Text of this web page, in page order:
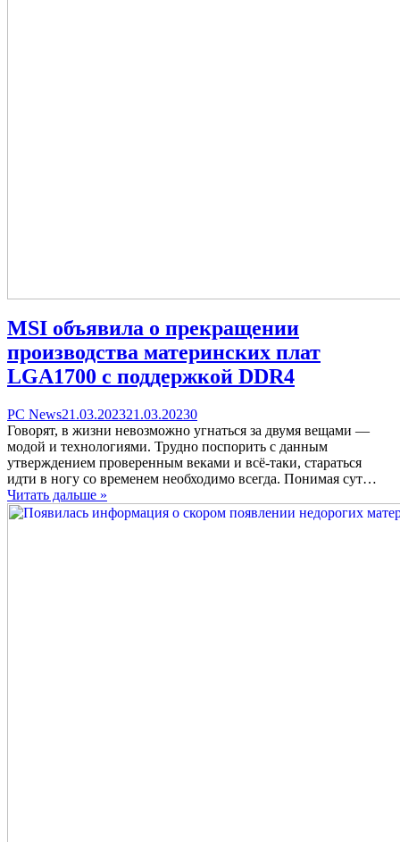
MSI объявила о прекращении
производства материнских плат
LGA1700 с поддержкой DDR4
Categories
PC NewsPosted
on
21.03.202321.03.20230comments
on
MSI
объявила
о
производства
Говорят, в жизни невозможно угнаться за двумя вещами —
модой и технологиями. Трудно поспорить с данным
утверждением проверенным веками и всё-таки, стараться
идти в ногу со временем необходимо всегда. Понимая сут…
Читать дальше »